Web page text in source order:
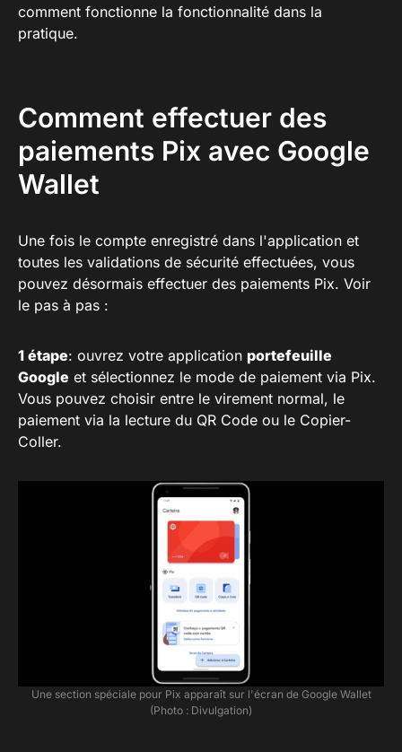
comment fonctionne la fonctionnalité dans la
pratique.
Comment effectuer des
paiements Pix avec Google
Wallet
Une fois le compte enregistré dans l'application et
toutes les validations de sécurité effectuées, vous
pouvez désormais effectuer des paiements Pix. Voir
le pas à pas :
1 étape: ouvrez votre application portefeuille
Google et sélectionnez le mode de paiement via Pix.
Vous pouvez choisir entre le virement normal, le
paiement via la lecture du QR Code ou le Copier-
Coller.
Une section spéciale pour Pix apparaît sur l'écran de Google Wallet
(Photo : Divulgation)